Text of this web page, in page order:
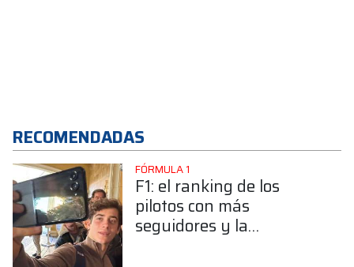
RECOMENDADAS
FÓRMULA 1
F1: el ranking de los
pilotos con más
seguidores y la